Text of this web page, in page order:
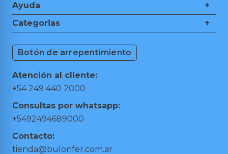
Ayuda
+
Nosotros
Guía de Compra
Medios de Pagos
Cambios y Devoluciones
Puntos de retiro
Preguntas frecuentes
Términos y condiciones
Trabajá con nosotros
Categorias +
Ferretería
Herramientas de Mano
Herramientas Eléctricas
Botón de arrepentimiento
Atención al cliente:
+54 249 440 2000
Consultas por whatsapp:
+5492494689000
Contacto:
tienda@bulonfer.com.ar